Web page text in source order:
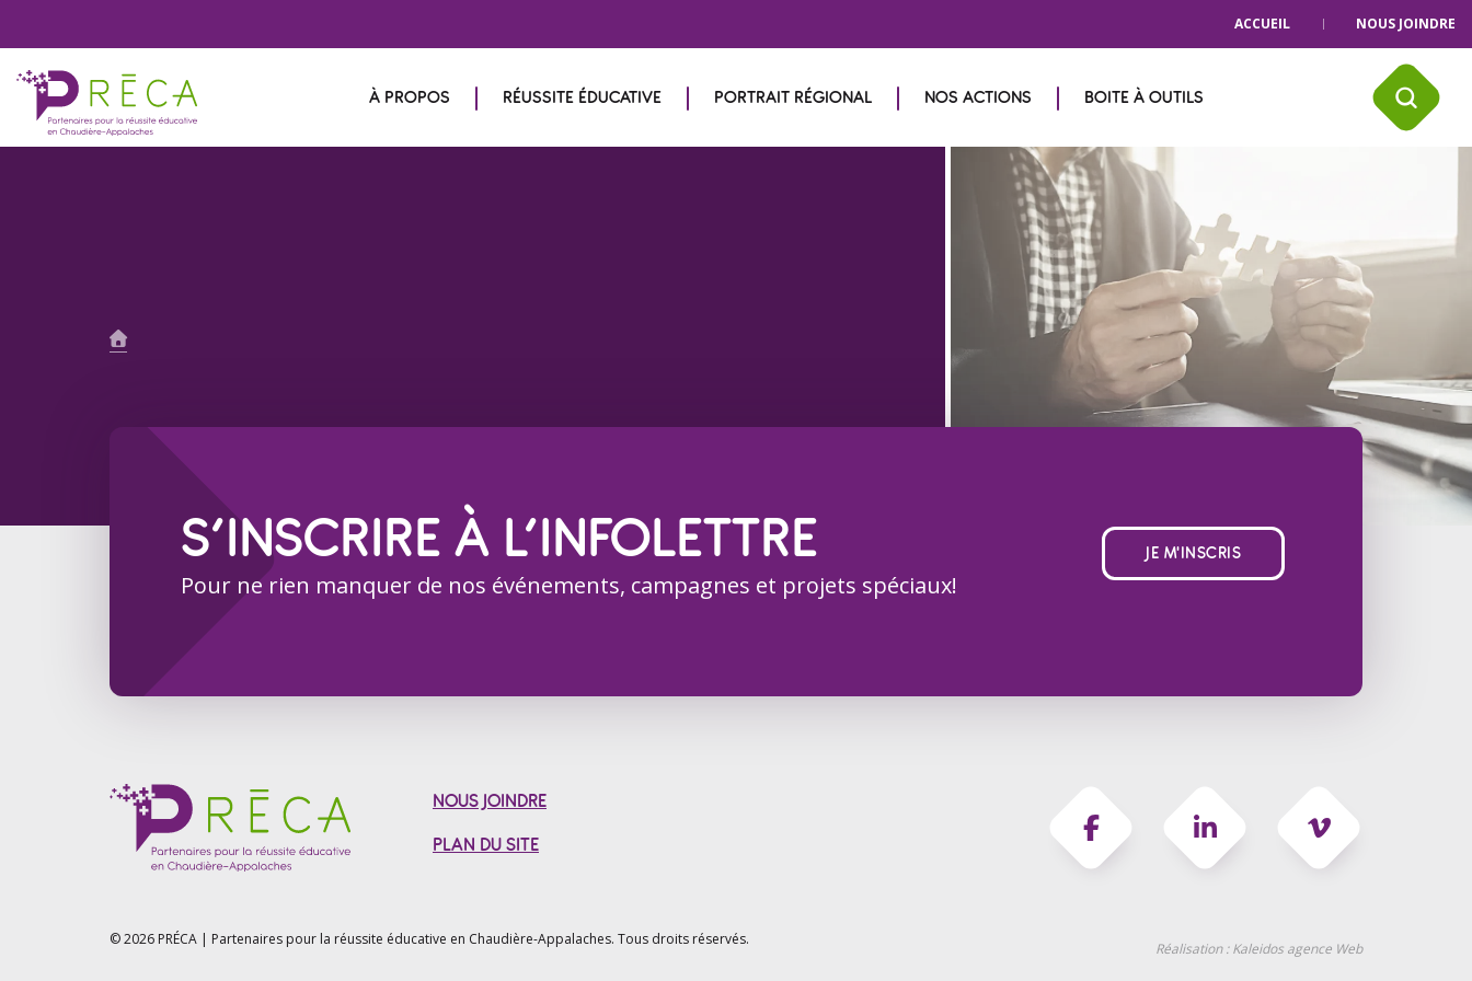
ACCUEIL NOUS JOINDRE
À PROPOS RÉUSSITE ÉDUCATIVE PORTRAIT RÉGIONAL NOS ACTIONS BOITE À OUTILS
S’INSCRIRE À L’INFOLETTRE
Pour ne rien manquer de nos événements, campagnes et projets spéciaux!
JE M'INSCRIS
NOUS JOINDRE
PLAN DU SITE
© 2026 PRÉCA | Partenaires pour la réussite éducative en Chaudière-Appalaches. Tous droits réservés.
Réalisation :Kaleidos agence Web